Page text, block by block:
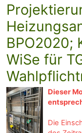
BPO2020;
WiSe für
Dieser
Die